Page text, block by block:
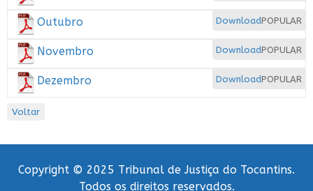
POPULAR
Download
Outubro
POPULAR
Download
Novembro
POPULAR
Download
Dezembro
Voltar
Copyright © 2025 Tribunal de Justiça do Tocantins.
Todos os direitos reservados.